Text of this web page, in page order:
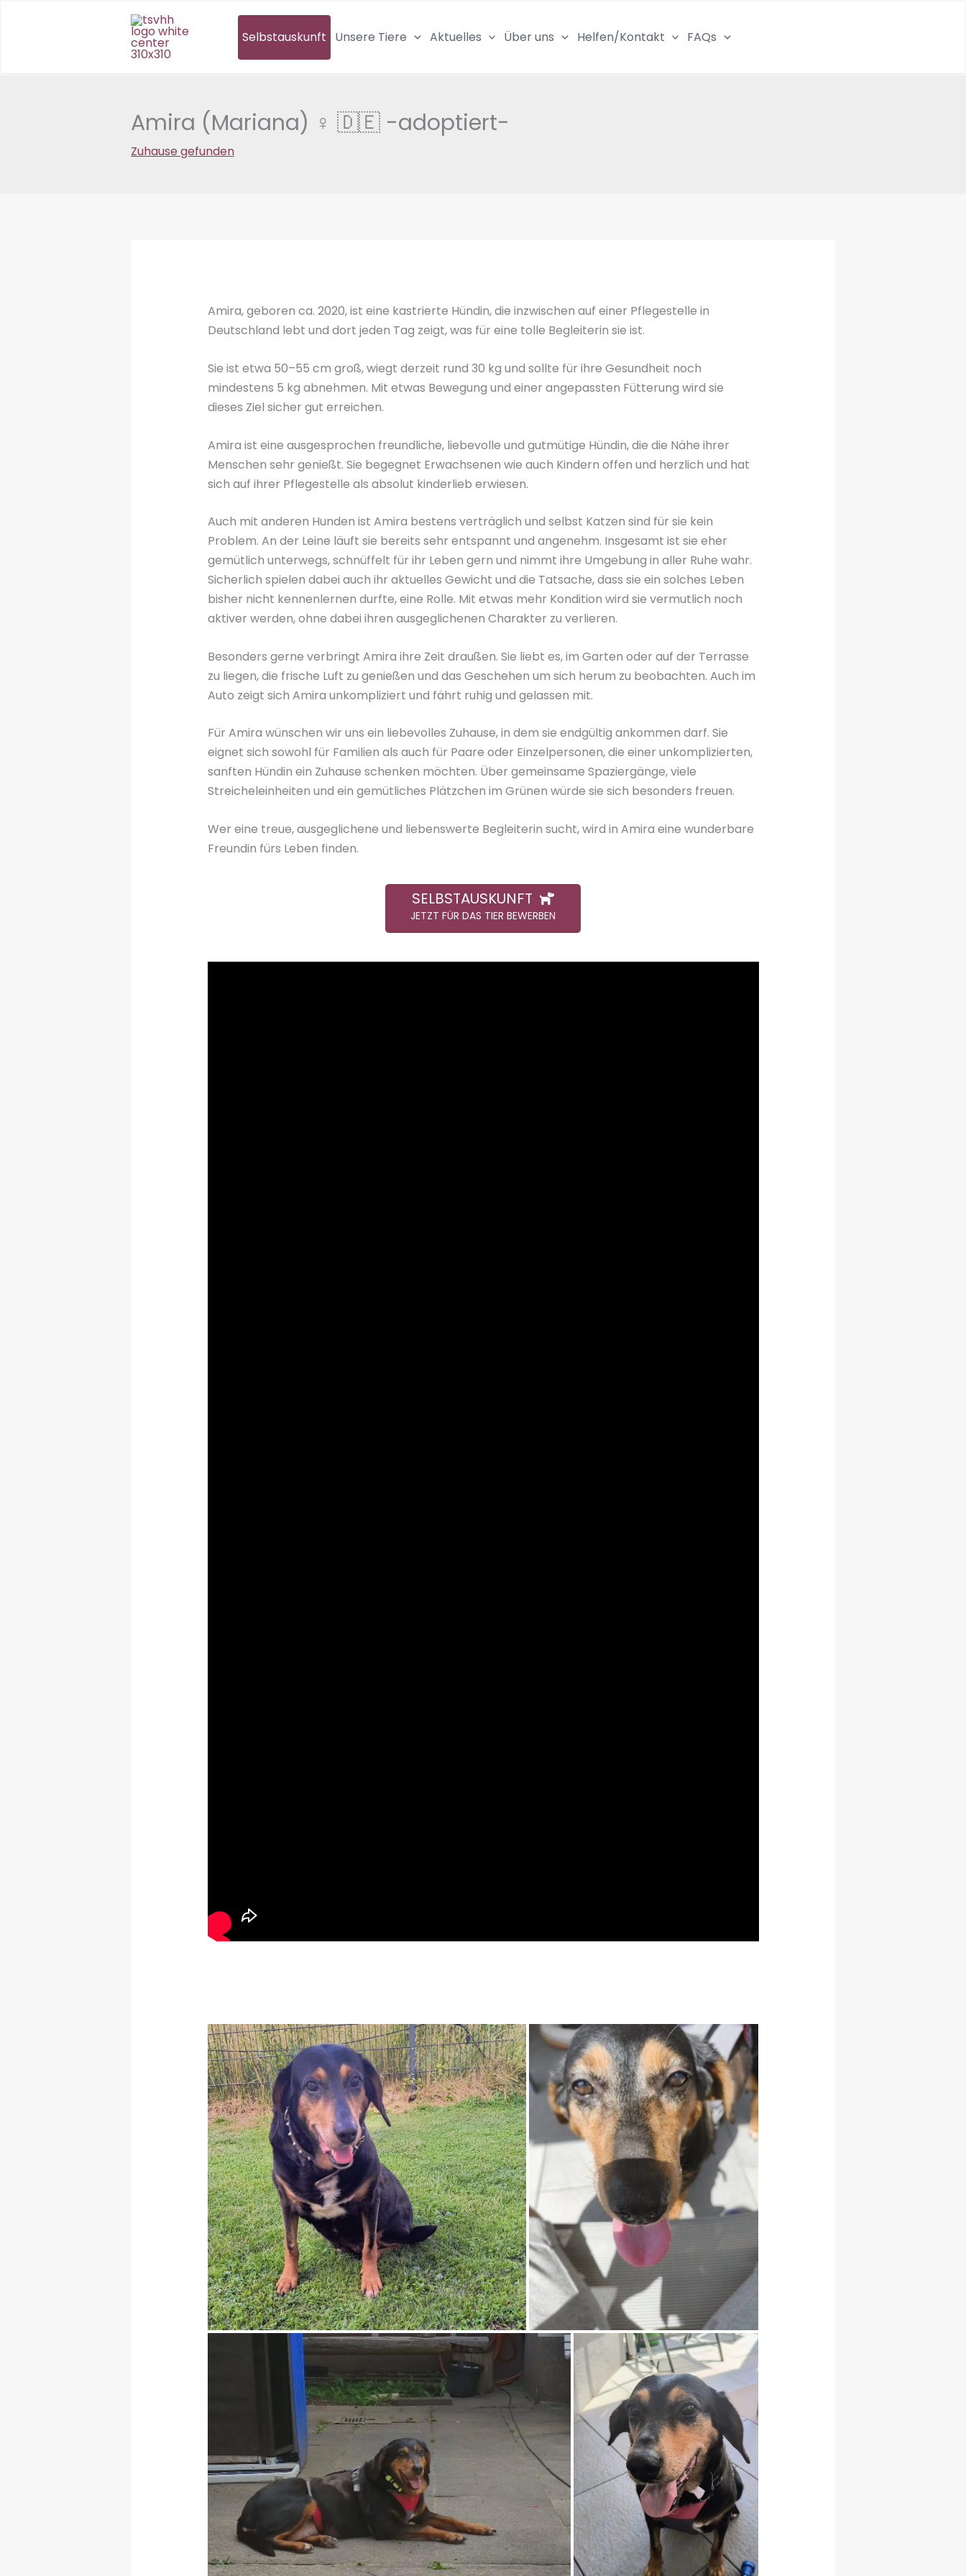
Selbstauskunft Unsere Tiere Aktuelles Über uns Helfen/Kontakt FAQs
Amira (Mariana) ♀ 🇩🇪 -adoptiert-
Zuhause gefunden
Amira, geboren ca. 2020, ist eine kastrierte Hündin, die inzwischen auf einer Pflegestelle in
Deutschland lebt und dort jeden Tag zeigt, was für eine tolle Begleiterin sie ist.
Sie ist etwa 50–55 cm groß, wiegt derzeit rund 30 kg und sollte für ihre Gesundheit noch
mindestens 5 kg abnehmen. Mit etwas Bewegung und einer angepassten Fütterung wird sie
dieses Ziel sicher gut erreichen.
Amira ist eine ausgesprochen freundliche, liebevolle und gutmütige Hündin, die die Nähe ihrer
Menschen sehr genießt. Sie begegnet Erwachsenen wie auch Kindern offen und herzlich und hat
sich auf ihrer Pflegestelle als absolut kinderlieb erwiesen.
Auch mit anderen Hunden ist Amira bestens verträglich und selbst Katzen sind für sie kein
Problem. An der Leine läuft sie bereits sehr entspannt und angenehm. Insgesamt ist sie eher
gemütlich unterwegs, schnüffelt für ihr Leben gern und nimmt ihre Umgebung in aller Ruhe wahr.
Sicherlich spielen dabei auch ihr aktuelles Gewicht und die Tatsache, dass sie ein solches Leben
bisher nicht kennenlernen durfte, eine Rolle. Mit etwas mehr Kondition wird sie vermutlich noch
aktiver werden, ohne dabei ihren ausgeglichenen Charakter zu verlieren.
Besonders gerne verbringt Amira ihre Zeit draußen. Sie liebt es, im Garten oder auf der Terrasse
zu liegen, die frische Luft zu genießen und das Geschehen um sich herum zu beobachten. Auch im
Auto zeigt sich Amira unkompliziert und fährt ruhig und gelassen mit.
Für Amira wünschen wir uns ein liebevolles Zuhause, in dem sie endgültig ankommen darf. Sie
eignet sich sowohl für Familien als auch für Paare oder Einzelpersonen, die einer unkomplizierten,
sanften Hündin ein Zuhause schenken möchten. Über gemeinsame Spaziergänge, viele
Streicheleinheiten und ein gemütliches Plätzchen im Grünen würde sie sich besonders freuen.
Wer eine treue, ausgeglichene und liebenswerte Begleiterin sucht, wird in Amira eine wunderbare
Freundin fürs Leben finden.
SELBSTAUSKUNFT
JETZT FÜR DAS TIER BEWERBEN